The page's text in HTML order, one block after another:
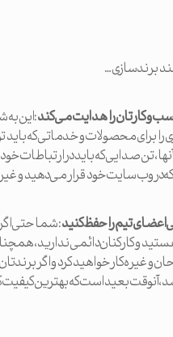
برندسازی…
و کارتان را هدایت می کند: این
را برای محصولات و خدماتی که
تن صدایی که باید در ارتباطات
در وب سایت خود قرار می دهید و
تیم را حفظ کنید: شما حتی
و کارکنان دائمی ندارید،
و غیره کار خواهید کرد و اگر
آنوقت بعید است که بهترین کیفیت کار